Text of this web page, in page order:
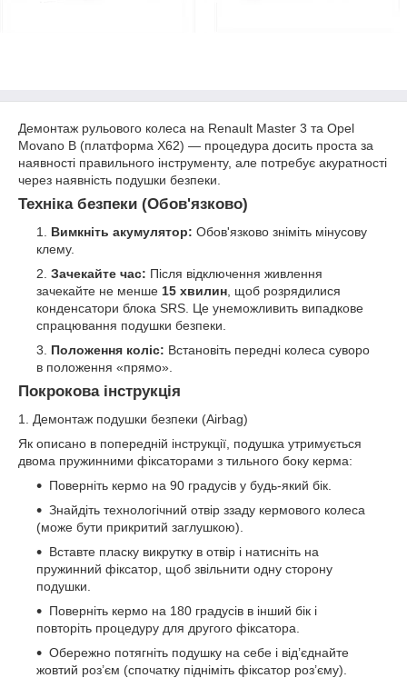
Демонтаж рульового колеса на Renault Master 3 та Opel
Movano B (платформа X62) — процедура досить проста за
наявності правильного інструменту, але потребує акуратності
через наявність подушки безпеки.
Техніка безпеки (Обов'язково)
Вимкніть акумулятор: Обов'язково зніміть мінусову
клему.
Зачекайте час: Після відключення живлення
зачекайте не менше 15 хвилин , щоб розрядилися
конденсатори блока SRS. Це унеможливить випадкове
спрацювання подушки безпеки.
Положення коліс: Встановіть передні колеса суворо
в положення «прямо».
Покрокова інструкція
1. Демонтаж подушки безпеки (Airbag)
Як описано в попередній інструкції, подушка утримується
двома пружинними фіксаторами з тильного боку керма:
Поверніть кермо на 90 градусів у будь-який бік.
Знайдіть технологічний отвір ззаду кермового колеса
(може бути прикритий заглушкою).
Вставте пласку викрутку в отвір і натисніть на
пружинний фіксатор, щоб звільнити одну сторону
подушки.
Поверніть кермо на 180 градусів в інший бік і
повторіть процедуру для другого фіксатора.
Обережно потягніть подушку на себе і від’єднайте
жовтий роз’єм (спочатку підніміть фіксатор роз’єму).